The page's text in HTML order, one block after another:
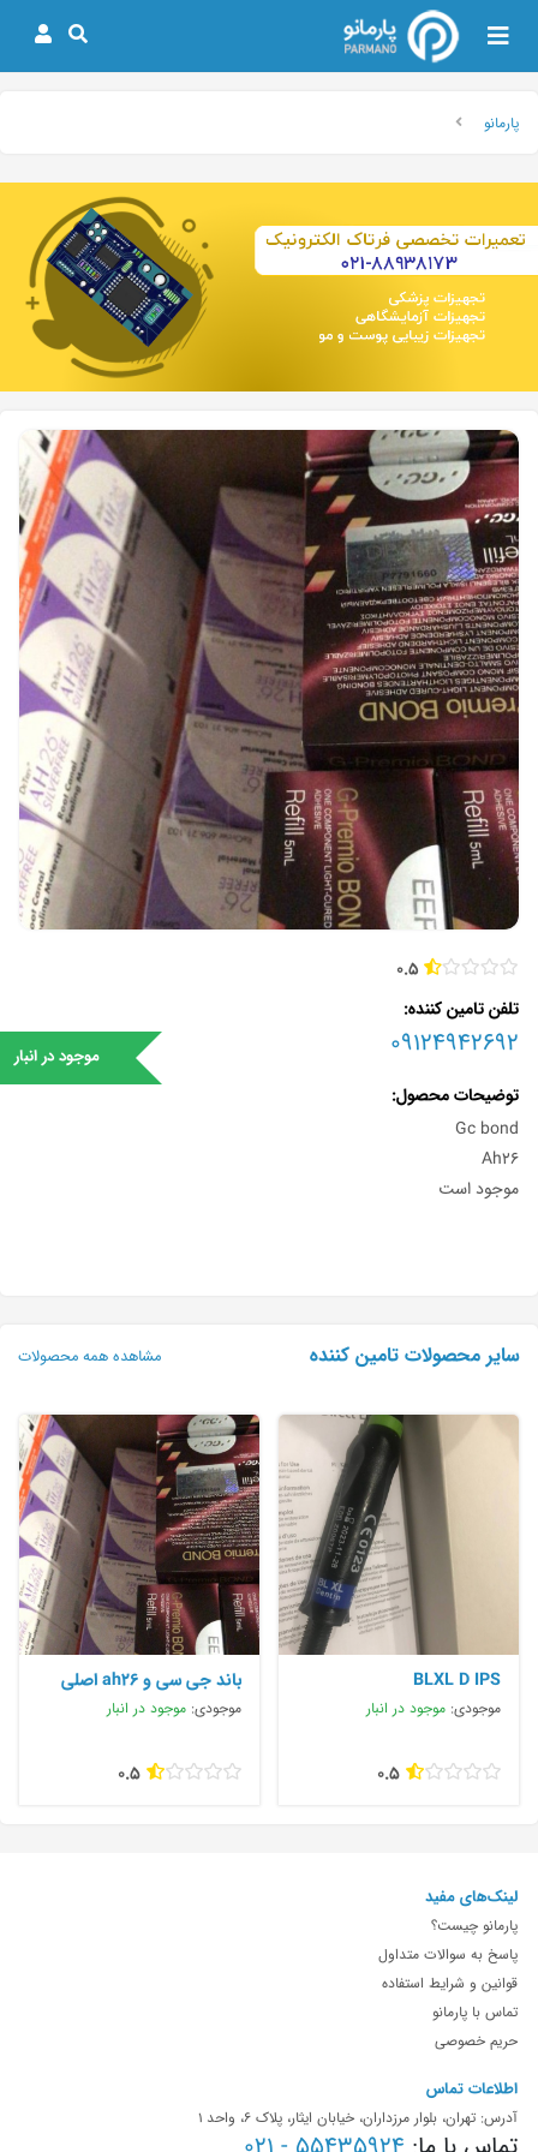
پارمانو
0.5
موجود در انبار
تلفن تامین کننده
09124942692
توضیحات محصول
Gc bond
Ah26
موجود است
سایر محصولات تامین کننده مشاهده همه محصولات
BLXL D IPS
موجودی: موجود در انبار
0.5
باند جی سی و ah26 اصلی
موجودی: موجود در انبار
0.5
لینک‌های مفید
پارمانو چیست؟
پاسخ به سوالات متداول
قوانین و شرایط استفاده
تماس با پارمانو
حریم خصوصی
اطلاعات تماس
آدرس: تهران، بلوار مرزداران، خیابان ایثار، پلاک 6، واحد 1